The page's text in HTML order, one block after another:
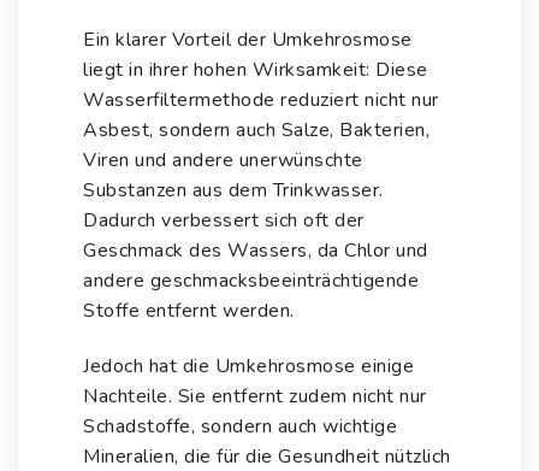
Ein klarer Vorteil der Umkehrosmose
liegt in ihrer hohen Wirksamkeit: Diese
Wasserfiltermethode reduziert nicht nur
Asbest, sondern auch Salze, Bakterien,
Viren und andere unerwünschte
Substanzen aus dem Trinkwasser.
Dadurch verbessert sich oft der
Geschmack des Wassers, da Chlor und
andere geschmacksbeeinträchtigende
Stoffe entfernt werden.
Jedoch hat die Umkehrosmose einige
Nachteile. Sie entfernt zudem nicht nur
Schadstoffe, sondern auch wichtige
Mineralien, die für die Gesundheit nützlich